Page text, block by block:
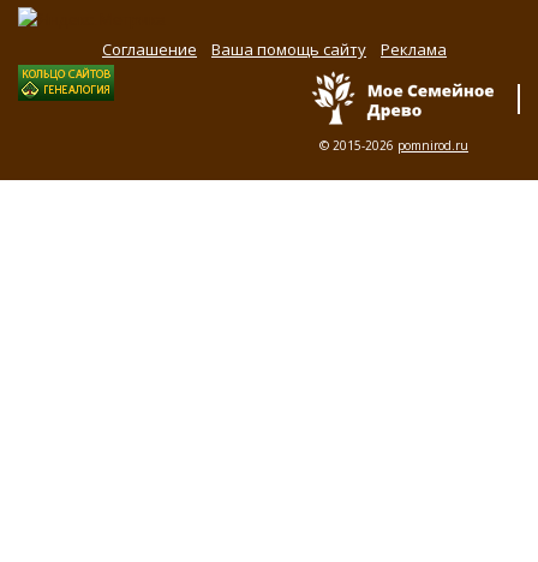
Соглашение Ваша помощь сайту Реклама
© 2015-2026 pomnirod.ru